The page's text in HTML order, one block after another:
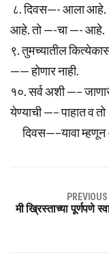
८. दिवस—- आला आहे.
आहे. तो —-चा —- आहे.
९. तुमच्यातील
—— होणार नाही.
१०. सर्व अशी —–
येण्याची —– पाहात व तो
दिवस—–यावा म्हणून
मी ख्रिस्ताच्या पूर्णपणे